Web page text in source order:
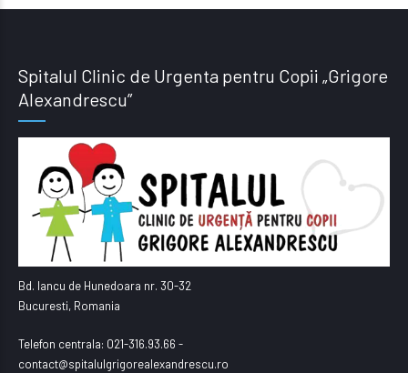
Spitalul Clinic de Urgenta pentru Copii „Grigore
Alexandrescu”
Bd. Iancu de Hunedoara nr. 30-32
Bucuresti, Romania
Telefon centrala: 021-316.93.66 -
contact@spitalulgrigorealexandrescu.ro